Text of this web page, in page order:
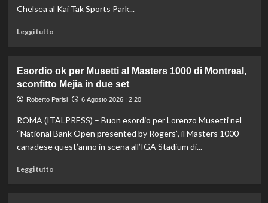
sistema
Chelsea al Kai Tak Sports Park...
Leggi tuttoLeggi
La
Juventus
piega
Chelsea
a
Hong
Esordio ok per Musetti al Masters 1000 di Montreal,
sconfitto Mejia in due set
Roberto Parisi 6 Agosto 2026 : 2:20
ROMA (ITALPRESS) – Buon esordio per Lorenzo Musetti nel
“National Bank Open presented by Rogers”, il Masters 1000
canadese quest’anno in scena all’IGA Stadium di...
Leggi tuttoLeggi